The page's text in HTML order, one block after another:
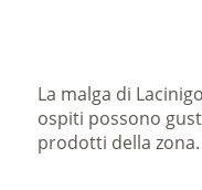
La malga di
ospiti possono
prodotti della zona.